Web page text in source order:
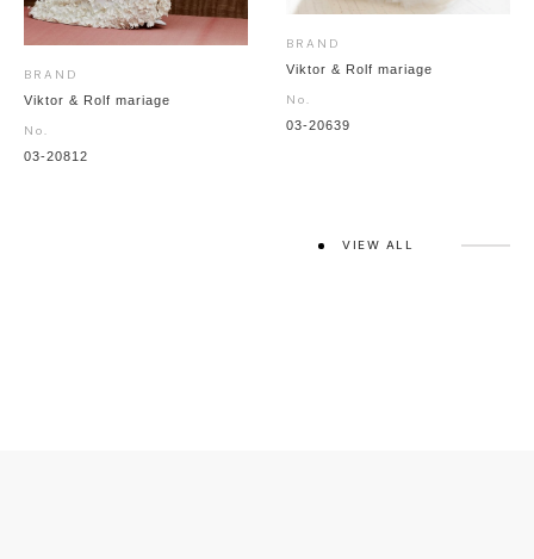
BRAND
Viktor & Rolf mariage
No.
03-20812
BRAND
Viktor & Rolf mariage
No.
03-20639
VIEW ALL